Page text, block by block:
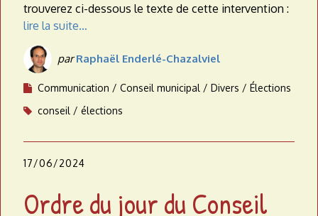
trouverez ci-dessous le texte de cette intervention :
lire la suite…
parRaphaël Enderlé-Chazalviel
Communication Conseil municipal Divers
Élections
conseil
élections
17/06/2024
Ordre du jour du Conseil